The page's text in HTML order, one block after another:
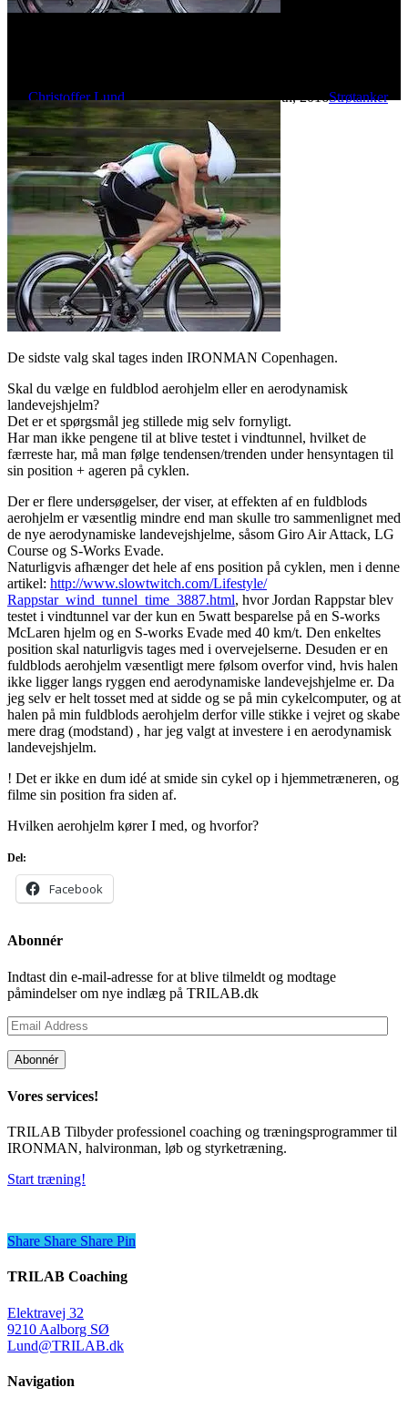
Christoffer Lund1. januar 2015december 26th, 2016Strøtanker
No Comments
De sidste valg skal tages inden IRONMAN Copenhagen.
Skal du vælge en fuldblod aerohjelm eller en aerodynamisk
landevejshjelm?
Det er et spørgsmål jeg stillede mig selv fornyligt.
Har man ikke pengene til at blive testet i vindtunnel, hvilket de
færreste har, må man følge tendensen/trenden under hensyntagen til
sin position + ageren på cyklen.
Der er flere undersøgelser, der viser, at effekten af en fuldblods
aerohjelm er væsentlig mindre end man skulle tro sammenlignet med
de nye aerodynamiske landevejshjelme, såsom Giro Air Attack, LG
Course og S-Works Evade.
Naturligvis afhænger det hele af ens position på cyklen, men i denne
artikel: http://www.slowtwitch.com/Lifestyle/
Rappstar_wind_tunnel_time_3887.html, hvor Jordan Rappstar blev
testet i vindtunnel var der kun en 5watt besparelse på en S-works
McLaren hjelm og en S-works Evade med 40 km/t. Den enkeltes
position skal naturligvis tages med i overvejelserne. Desuden er en
fuldblods aerohjelm væsentligt mere følsom overfor vind, hvis halen
ikke ligger langs ryggen end aerodynamiske landevejshjelme er. Da
jeg selv er helt tosset med at sidde og se på min cykelcomputer, og at
halen på min fuldblods aerohjelm derfor ville stikke i vejret og skabe
mere drag (modstand) , har jeg valgt at investere i en aerodynamisk
landevejshjelm.
! Det er ikke en dum idé at smide sin cykel op i hjemmetræneren, og
filme sin position fra siden af.
Hvilken aerohjelm kører I med, og hvorfor?
Del:
Facebook
Abonnér
Indtast din e-mail-adresse for at blive tilmeldt og modtage
påmindelser om nye indlæg på TRILAB.dk
Email
Address
Abonnér
Vores services!
TRILAB Tilbyder professionel coaching og træningsprogrammer til
IRONMAN, halvironman, løb og styrketræning.
Start træning!
Share
Share Share Share Pin
TRILAB Coaching
Elektravej 32
9210 Aalborg SØ
Lund@TRILAB.dk
Navigation